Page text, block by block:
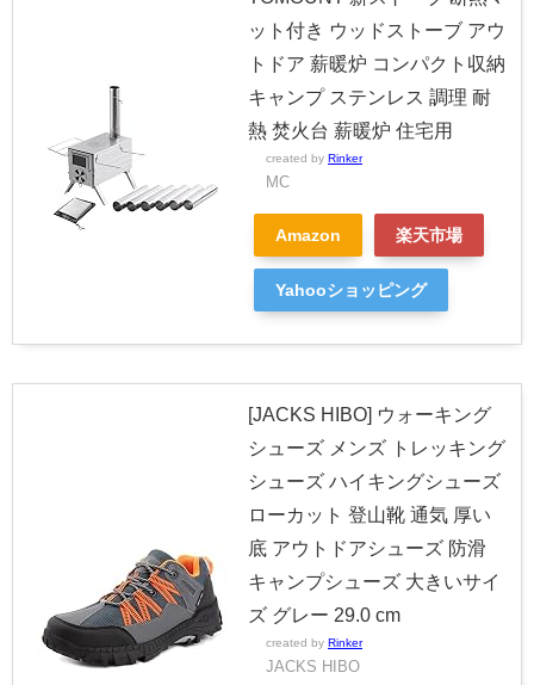
ット付き ウッドストーブ アウ
トドア 薪暖炉 コンパクト収納
キャンプ ステンレス 調理 耐
熱 焚火台 薪暖炉 住宅用
created by Rinker
MC
Amazon 楽天市場
Yahooショッピング
[JACKS HIBO] ウォーキング
シューズ メンズ トレッキング
シューズ ハイキングシューズ
ローカット 登山靴 通気 厚い
底 アウトドアシューズ 防滑
キャンプシューズ 大きいサイ
ズ グレー 29.0 cm
created by Rinker
JACKS HIBO